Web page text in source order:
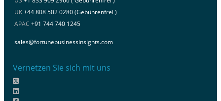
UK+44 808 502 0280 (Gebührenfrei )
APAC +91 744 740 1245
sales@fortunebusinessinsights.com
Vernetzen Sie sich mit uns